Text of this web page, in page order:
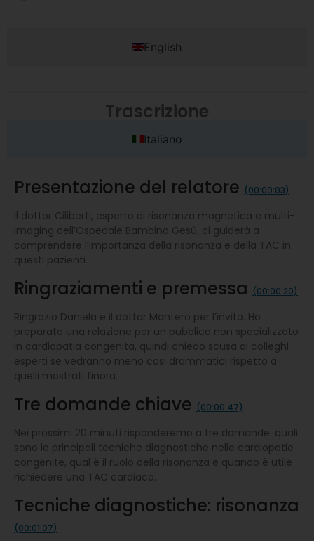
English
Trascrizione
Italiano
Presentazione del relatore (00:00:03)
Il dottor Ciliberti, esperto di risonanza magnetica e multi-
imaging dell’Ospedale Bambino Gesù, ci guiderà a
comprendere l’importanza della risonanza e della TAC in
questi pazienti.
Ringraziamenti e premessa (00:00:20)
Ringrazio Daniela e il dottor Mantero per l’invito. Ho
preparato una relazione per un pubblico non specializzato
in cardiopatia congenita, quindi chiedo scusa ai colleghi
esperti se vedranno meno casi drammatici rispetto a
quelli mostrati finora.
Tre domande chiave (00:00:47)
Nei prossimi 20 minuti risponderemo a tre domande: quali
sono le principali tecniche diagnostiche nelle cardiopatie
congenite, qual è il ruolo della risonanza e quando è utile
richiedere una TAC cardiaca.
Tecniche diagnostiche: risonanza
(00:01:07)